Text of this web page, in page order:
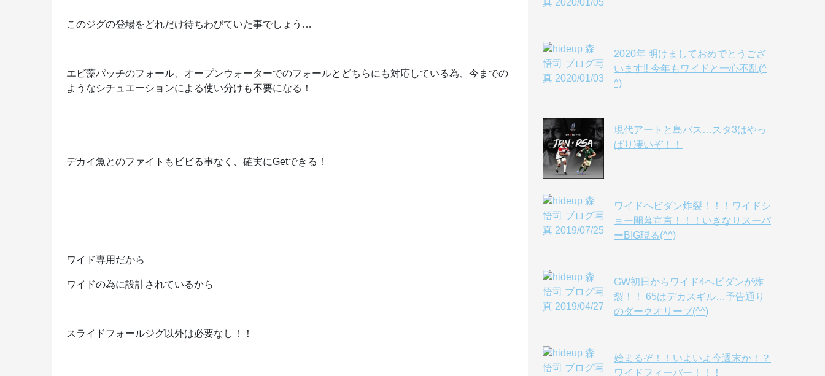
このジグの登場をどれだけ待ちわびていた事でしょう…
エビ藻パッチのフォール、オープンウォーターでのフォールとどちらにも対応している為、今までの
ようなシチュエーションによる使い分けも不要になる！
デカイ魚とのファイトもビビる事なく、確実にGetできる！
ワイド専用だから
ワイドの為に設計されているから
スライドフォールジグ以外は必要なし！！
2020年 明けましておめでとうござ
います‼️ 今年もワイドと一心不乱(^
^)
現代アートと島バス…スタ3はやっ
ぱり凄いぞ！！
ワイドヘビダン炸裂！！！ワイドシ
ョー開幕宣言！！！いきなりスーパ
ーBIG現る(^^)
GW初日からワイド4ヘビダンが炸
裂！！ 65はデカスギル…予告通り
のダークオリーブ(^^)
始まるぞ！！いよいよ今週末か！？
ワイドフィーバー！！！